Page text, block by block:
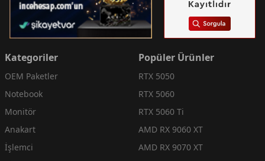
Kategoriler
OEM Paketler
Notebook
Monitör
Anakart
İşlemci
Popüler Ürünler
RTX 5050
RTX 5060
RTX 5060 Ti
AMD RX 9060 XT
AMD RX 9070 XT